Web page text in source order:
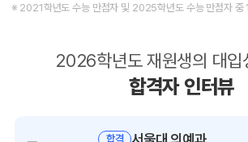
※ 2021학년도 수능 만점자 및 2025학년도 수능 만점자 중
2026학년도 재원생의 대입
합격자 인터뷰
합격